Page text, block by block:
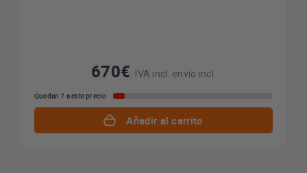
670€ IVA incl. envío incl.
Quedan 7 a este precio
Añadir al carrito